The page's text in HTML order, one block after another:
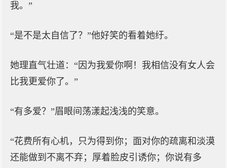
我。”
“是不是太自信了？”他好笑的看着她纡。
她理直气壮道：“因为我爱你啊！我相信没有女人会
比我更爱你了。”
“有多爱？”眉眼间荡漾起浅浅的笑意。
“花费所有心机，只为得到你；面对你的疏离和淡漠
还能做到不离不弃；厚着脸皮引诱你；你说有多